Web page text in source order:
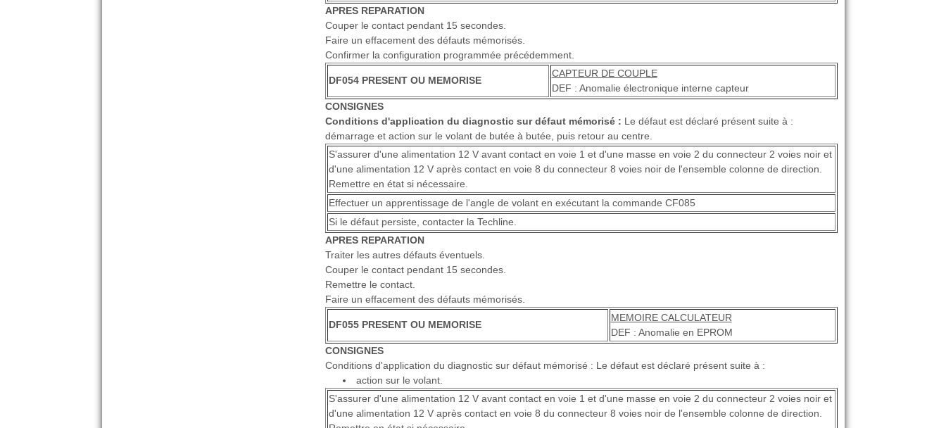
APRES REPARATION
Couper le contact pendant 15 secondes.
Faire un effacement des défauts mémorisés.
Confirmer la configuration programmée précédemment.
DF054 PRESENT OU MEMORISE
CAPTEUR DE COUPLE
DEF : Anomalie électronique interne capteur
CONSIGNES
Conditions d'application du diagnostic sur défaut mémorisé : Le défaut est déclaré présent suite à :
démarrage et action sur le volant de butée à butée, puis retour au centre.
S'assurer d'une alimentation 12 V avant contact en voie 1 et d'une masse en voie 2 du connecteur 2 voies noir et
d'une alimentation 12 V après contact en voie 8 du connecteur 8 voies noir de l'ensemble colonne de direction.
Remettre en état si nécessaire.
Effectuer un apprentissage de l'angle de volant en exécutant la commande CF085
Si le défaut persiste, contacter la Techline.
APRES REPARATION
Traiter les autres défauts éventuels.
Couper le contact pendant 15 secondes.
Remettre le contact.
Faire un effacement des défauts mémorisés.
DF055 PRESENT OU MEMORISE
MEMOIRE CALCULATEUR
DEF : Anomalie en EPROM
CONSIGNES
Conditions d'application du diagnostic sur défaut mémorisé : Le défaut est déclaré présent suite à :
action sur le volant.
S'assurer d'une alimentation 12 V avant contact en voie 1 et d'une masse en voie 2 du connecteur 2 voies noir et
d'une alimentation 12 V après contact en voie 8 du connecteur 8 voies noir de l'ensemble colonne de direction.